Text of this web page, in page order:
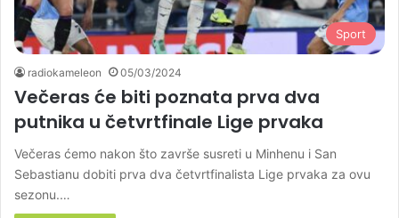
Sport
radiokameleon 05/03/2024
Večeras će biti poznata prva dva
putnika u četvrtfinale Lige prvaka
Večeras ćemo nakon što završe susreti u Minhenu i San
Sebastianu dobiti prva dva četvrtfinalista Lige prvaka za ovu
sezonu.…